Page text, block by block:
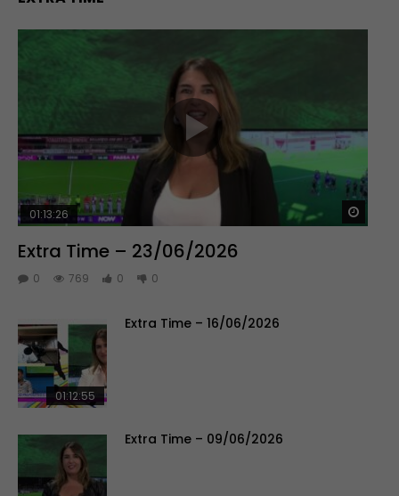
01:13:26
Extra Time – 23/06/2026
0 769 0 0
01:12:55
Extra Time – 16/06/2026
Extra Time – 09/06/2026